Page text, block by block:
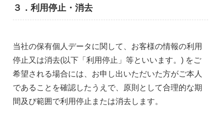
３．利用停止・消去
当社の保有個人データに関して、お客様の情報の利用
停止又は消去(以下「利用停止」等といいます。) をご
希望される場合には、お申し出いただいた方がご本人
であることを確認したうえで、原則として合理的な期
間及び範囲で利用停止または消去します。